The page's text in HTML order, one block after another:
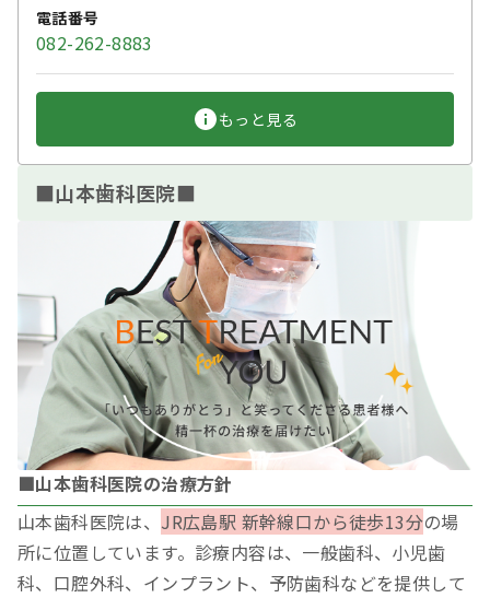
電話番号
082-262-8883
もっと見る
■山本歯科医院■
■山本歯科医院の治療方針
山本歯科医院は、 JR広島駅 新幹線口から徒歩13分の場
所に位置しています。診療内容は、一般歯科、小児歯
科、口腔外科、インプラント、予防歯科などを提供して